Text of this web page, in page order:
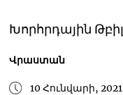
Խորհրդային
Վրաստան
10 Հունվարի, 2021